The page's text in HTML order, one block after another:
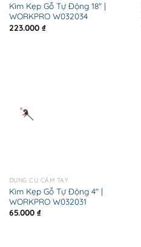
Kìm Kẹp Gỗ Tự Động 18″ |
WORKPRO W032034
223.000 ₫
DỤNG CỤ CẦM TAY
Kìm Kẹp Gỗ Tự Động 4″ |
WORKPRO W032031
65.000 ₫